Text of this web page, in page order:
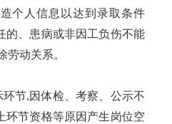
个人信息以达到录取条件
的、患病或非因工负伤不能
劳动关系。
环节,因体检、考察、公示不
环节资格等原因产生岗位空